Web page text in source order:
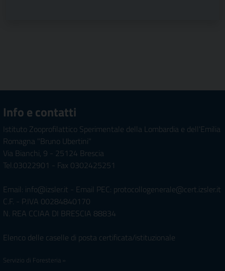
Info e contatti
Istituto Zooprofilattico Sperimentale della Lombardia e dell'Emilia
Romagna "Bruno Ubertini"
Via Bianchi, 9 - 25124 Brescia
Tel.03022901 - Fax 0302425251
Email: info@izsler.it - Email PEC: protocollogenerale@cert.izsler.it
C.F. - P.IVA 00284840170
N. REA CCIAA DI BRESCIA 88834
Elenco delle caselle di posta certificata/istituzionale
Servizio di Foresteria »